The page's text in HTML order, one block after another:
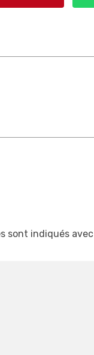
sont indiqués avec